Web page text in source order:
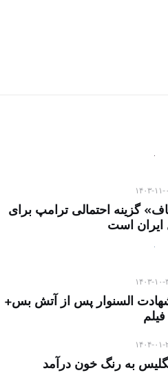
۱۱-۰۴
گزینه احتمالی ترامپ برای
ایران است
۱۰-۳۰
السنوار پس از آتش بس+
فیلم
۰۱-۲۱
به رنگ خون درآمد